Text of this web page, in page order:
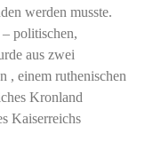
werden musste.
politischen,
aus zwei
, einem ruthenischen
Kronland
Kaiserreichs